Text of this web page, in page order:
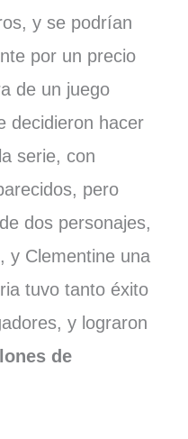
y se podrían
por un precio
de un juego
decidieron hacer
serie, con
pero
dos personajes,
y Clementine una
tuvo tanto éxito
y lograron
de